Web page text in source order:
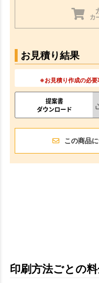
カ
お見積り結果
※お見積り作成の必
提案書
ダウンロード
この商品
印刷方法ごとの